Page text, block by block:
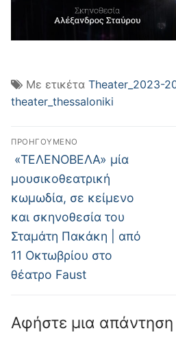
Με ετικέτα Theater_2023-
theater_thessaloniki
Πλοήγηση
άρθρων
ΠΡΟΗΓΟΎΜΕΝΟ
Προηγούμενο
άρθρο:
«ΤΕΛΕΝΟΒΕΛΑ» μία
μουσικοθεατρική
κωμωδία, σε κείμενο
και σκηνοθεσία του
Σταμάτη Πακάκη | από
11 Οκτωβρίου στο
θέατρο Faust
Αφήστε μια απάντηση